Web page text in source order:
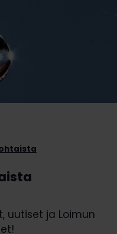
uutiset ja Loimun